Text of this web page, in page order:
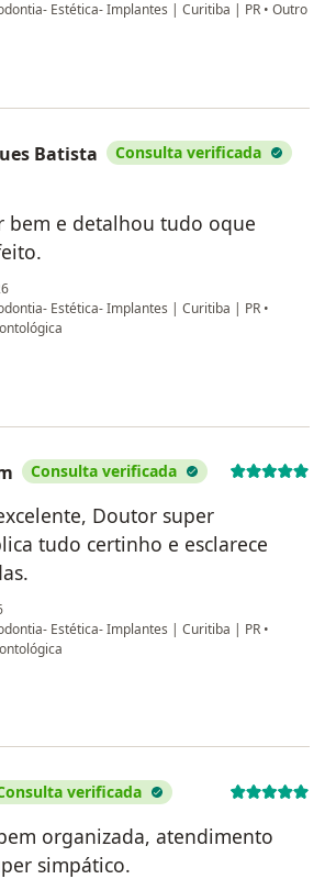
Estética- Implantes | Curitiba | PR • Outro
priscilla silva
Batista Consulta verificada
bem e detalhou tudo oque
Estética- Implantes | Curitiba | PR •
Julia Rodrigues Batista
Consulta verificada
Doutor super
tudo certinho e esclarece
Estética- Implantes | Curitiba | PR •
Thais Suelem
verificada
organizada, atendimento
simpático.